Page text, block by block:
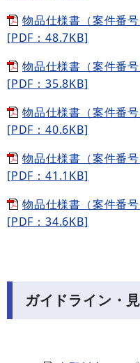
物品仕様書（案件番
[PDF：48.7KB]
物品仕様書（案件番
[PDF：35.8KB]
物品仕様書（案件番
[PDF：40.6KB]
物品仕様書（案件番
[PDF：41.1KB]
物品仕様書（案件番
[PDF：34.6KB]
ガイドライン・